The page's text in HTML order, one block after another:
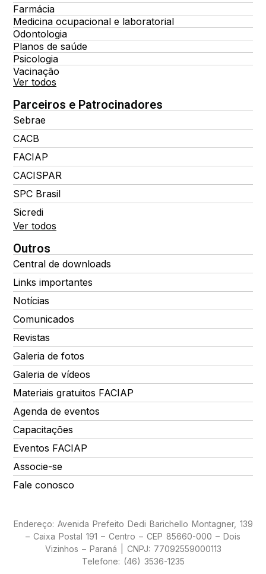
Farmácia
Medicina ocupacional e laboratorial
Odontologia
Planos de saúde
Psicologia
Vacinação
Ver todos
Parceiros e Patrocinadores
Sebrae
CACB
FACIAP
CACISPAR
SPC Brasil
Sicredi
Ver todos
Outros
Central de downloads
Links importantes
Notícias
Comunicados
Revistas
Galeria de fotos
Galeria de vídeos
Materiais gratuitos FACIAP
Agenda de eventos
Capacitações
Eventos FACIAP
Associe-se
Fale conosco
Endereço: Avenida Prefeito Dedi Barichello Montagner, 139
– Caixa Postal 191 – Centro – CEP 85660-000 – Dois
Vizinhos – Paraná | CNPJ: 77092559000113
Telefone: (46) 3536-1235